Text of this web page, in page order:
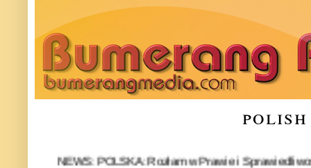
NEWS: POLSKA: Rozłam w Prawie i Sprawiedliwości